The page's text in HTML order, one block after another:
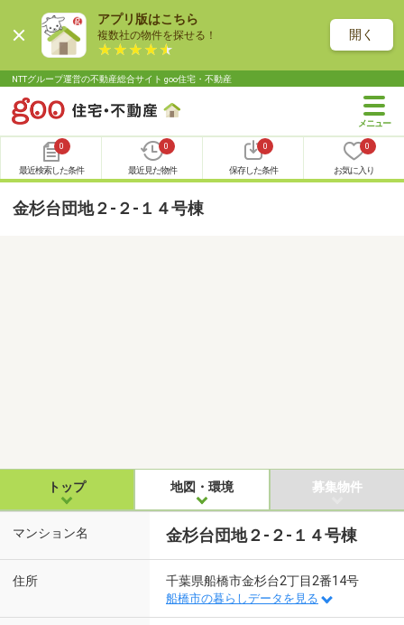
アプリ版はこちら
複数社の物件を探せる！ 開く
NTTグループ運営の不動産総合サイト goo住宅・不動産
0
最近検索した条件
0
最近見た物件
0
保存した条件
0
お気に入り
金杉台団地２-２-１４号棟
トップ 地図・環境 募集物件
マンション名 金杉台団地２-２-１４号棟
住所 千葉県船橋市金杉台2丁目2番14号
船橋市の暮らしデータを見る